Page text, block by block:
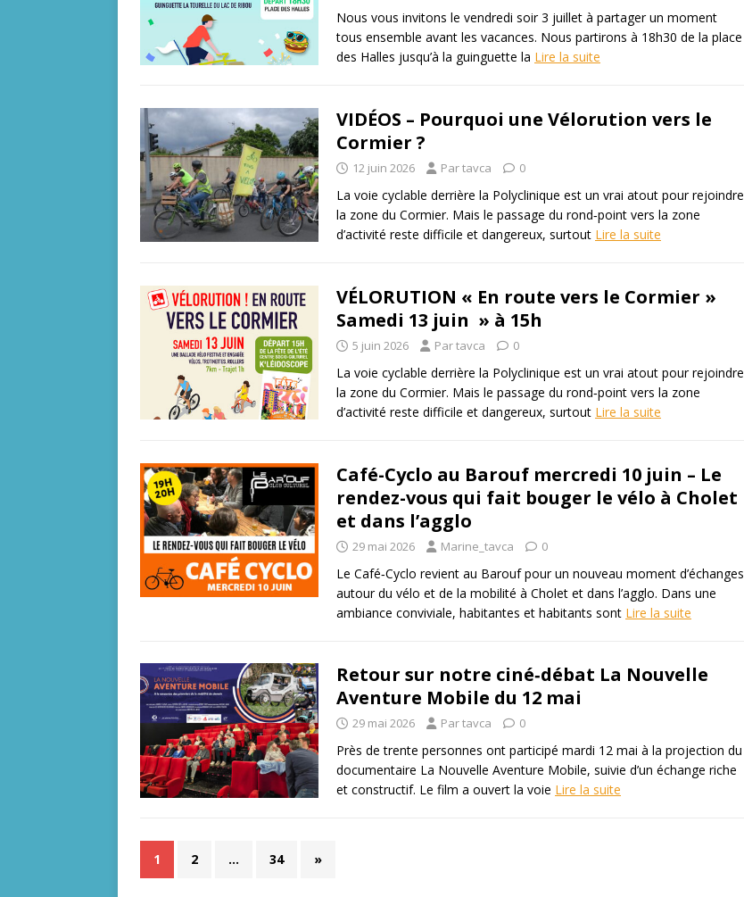
Nous vous invitons le vendredi soir 3 juillet à partager un moment
tous ensemble avant les vacances. Nous partirons à 18h30 de la place
des Halles jusqu’à la guinguette la Lire la suite
VIDÉOS – Pourquoi une Vélorution vers le
Cormier ?
12 juin 2026 Par tavca 0
La voie cyclable derrière la Polyclinique est un vrai atout pour rejoindre
la zone du Cormier. Mais le passage du rond‑point vers la zone
d’activité reste difficile et dangereux, surtout Lire la suite
VÉLORUTION « En route vers le Cormier »
Samedi 13 juin » à 15h
5 juin 2026 Par tavca 0
La voie cyclable derrière la Polyclinique est un vrai atout pour rejoindre
la zone du Cormier. Mais le passage du rond‑point vers la zone
d’activité reste difficile et dangereux, surtout Lire la suite
Café-Cyclo au Barouf mercredi 10 juin – Le
rendez-vous qui fait bouger le vélo à Cholet
et dans l’agglo
29 mai 2026 Marine_tavca 0
Le Café‑Cyclo revient au Barouf pour un nouveau moment d’échanges
autour du vélo et de la mobilité à Cholet et dans l’agglo. Dans une
ambiance conviviale, habitantes et habitants sont Lire la suite
Retour sur notre ciné‑débat La Nouvelle
Aventure Mobile du 12 mai
29 mai 2026 Par tavca 0
Près de trente personnes ont participé mardi 12 mai à la projection du
documentaire La Nouvelle Aventure Mobile, suivie d’un échange riche
et constructif. Le film a ouvert la voie Lire la suite
1 2 … 34 »